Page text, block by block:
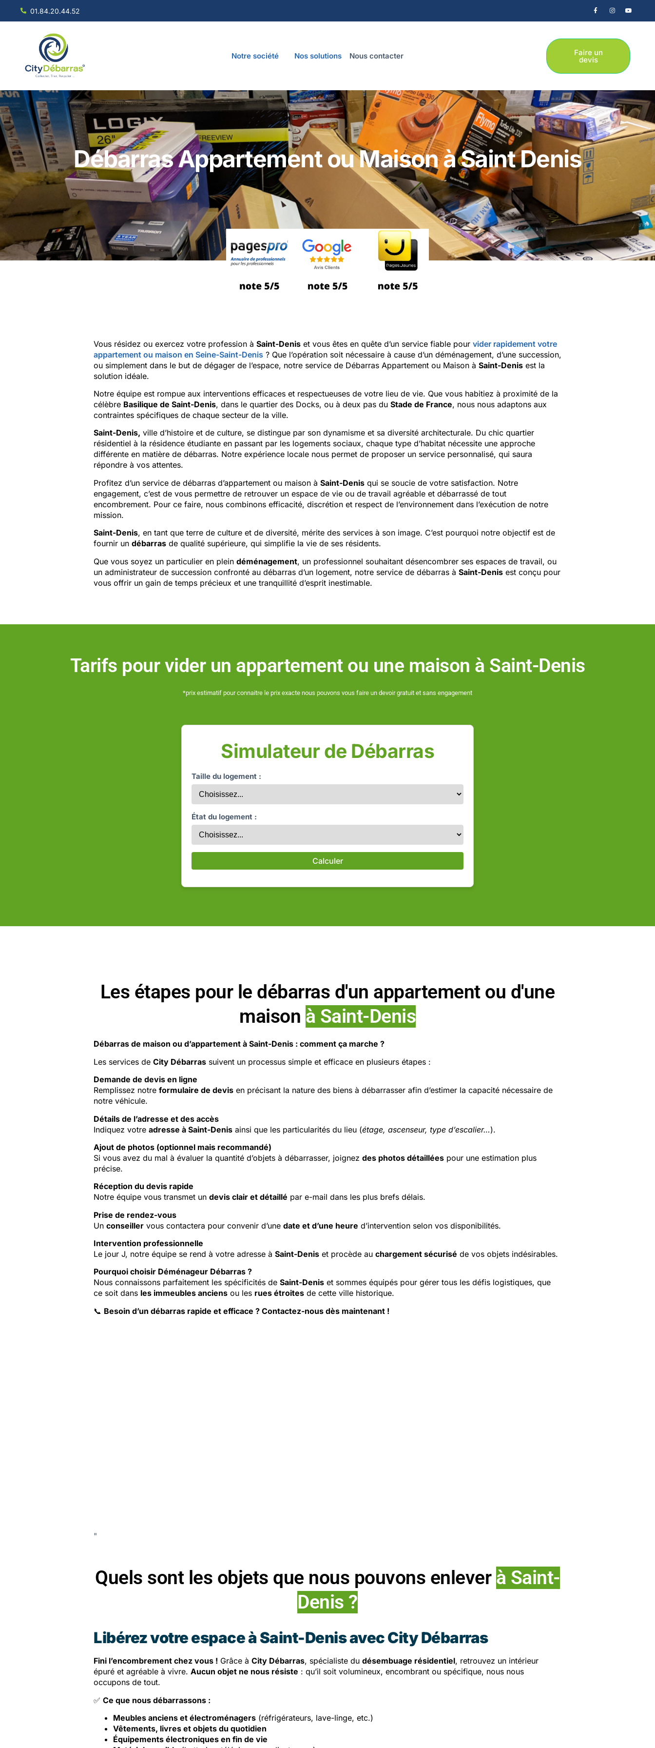
01.84.20.44.52
Notre société Nos solutions Nous contacter Faire un
devis
Débarras Appartement ou Maison à Saint Denis
Vous résidez ou exercez votre profession à Saint-Denis et vous êtes en quête d’un service fiable pour vider rapidement votre
appartement ou maison en Seine-Saint-Denis ? Que l’opération soit nécessaire à cause d’un déménagement, d’une succession,
ou simplement dans le but de dégager de l’espace, notre service de Débarras Appartement ou Maison à Saint-Denis est la
solution idéale.
Notre équipe est rompue aux interventions efficaces et respectueuses de votre lieu de vie. Que vous habitiez à proximité de la
célèbre Basilique de Saint-Denis, dans le quartier des Docks, ou à deux pas du Stade de France, nous nous adaptons aux
contraintes spécifiques de chaque secteur de la ville.
Saint-Denis, ville d’histoire et de culture, se distingue par son dynamisme et sa diversité architecturale. Du chic quartier
résidentiel à la résidence étudiante en passant par les logements sociaux, chaque type d’habitat nécessite une approche
différente en matière de débarras. Notre expérience locale nous permet de proposer un service personnalisé, qui saura
répondre à vos attentes.
Profitez d’un service de débarras d’appartement ou maison à Saint-Denis qui se soucie de votre satisfaction. Notre
engagement, c’est de vous permettre de retrouver un espace de vie ou de travail agréable et débarrassé de tout
encombrement. Pour ce faire, nous combinons efficacité, discrétion et respect de l’environnement dans l’exécution de notre
mission.
Saint-Denis, en tant que terre de culture et de diversité, mérite des services à son image. C’est pourquoi notre objectif est de
fournir un débarras de qualité supérieure, qui simplifie la vie de ses résidents.
Que vous soyez un particulier en plein déménagement, un professionnel souhaitant désencombrer ses espaces de travail, ou
un administrateur de succession confronté au débarras d’un logement, notre service de débarras à Saint-Denis est conçu pour
vous offrir un gain de temps précieux et une tranquillité d’esprit inestimable.
Tarifs pour vider un appartement ou une maison à Saint-Denis
*prix estimatif pour connaitre le prix exacte nous pouvons vous faire un devoir gratuit et sans engagement
Simulateur de Débarras
Taille du logement :
État du logement :
Calculer
Les étapes pour le débarras d'un appartement ou d'une
maison à Saint-Denis
Débarras de maison ou d’appartement à Saint-Denis : comment ça marche ?
Les services de City Débarras suivent un processus simple et efficace en plusieurs étapes :
Demande de devis en ligne
Remplissez notre formulaire de devis en précisant la nature des biens à débarrasser afin d’estimer la capacité nécessaire de
notre véhicule.
Détails de l’adresse et des accès
Indiquez votre adresse à Saint-Denis ainsi que les particularités du lieu (étage, ascenseur, type d’escalier…).
Ajout de photos (optionnel mais recommandé)
Si vous avez du mal à évaluer la quantité d’objets à débarrasser, joignez des photos détaillées pour une estimation plus
précise.
Réception du devis rapide
Notre équipe vous transmet un devis clair et détaillé par e-mail dans les plus brefs délais.
Prise de rendez-vous
Un conseiller vous contactera pour convenir d’une date et d’une heure d’intervention selon vos disponibilités.
Intervention professionnelle
Le jour J, notre équipe se rend à votre adresse à Saint-Denis et procède au chargement sécurisé de vos objets indésirables.
Pourquoi choisir Déménageur Débarras ?
Nous connaissons parfaitement les spécificités de Saint-Denis et sommes équipés pour gérer tous les défis logistiques, que
ce soit dans les immeubles anciens ou les rues étroites de cette ville historique.
📞 Besoin d’un débarras rapide et efficace ? Contactez-nous dès maintenant !
"
Quels sont les objets que nous pouvons enlever à Saint-
Denis ?
Libérez votre espace à Saint-Denis avec City Débarras
Fini l’encombrement chez vous ! Grâce à City Débarras, spécialiste du désembuage résidentiel, retrouvez un intérieur
épuré et agréable à vivre. Aucun objet ne nous résiste : qu’il soit volumineux, encombrant ou spécifique, nous nous
occupons de tout.
✅ Ce que nous débarrassons :
Meubles anciens et électroménagers (réfrigérateurs, lave-linge, etc.)
Vêtements, livres et objets du quotidien
Équipements électroniques en fin de vie